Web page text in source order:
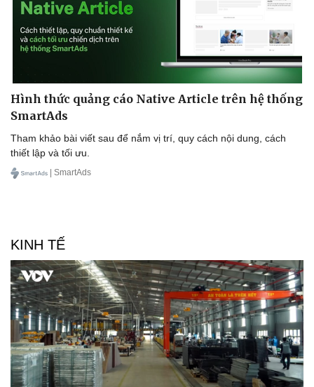
Sức khỏe
Dinh dưỡng - món ngon
Cây thuốc
Sản phụ khoa
Nhi khoa
Nam khoa
Làm đẹp - giảm cân
Phòng mạch online
Đời sống
Nhà đẹp
Blog
Tình yêu - Gia đình
Hình thức quảng cáo Native Article trên hệ thống
SmartAds
Tham khảo bài viết sau để nắm vị trí, quy cách nội dung, cách
thiết lập và tối ưu.
| SmartAds
KINH TẾ